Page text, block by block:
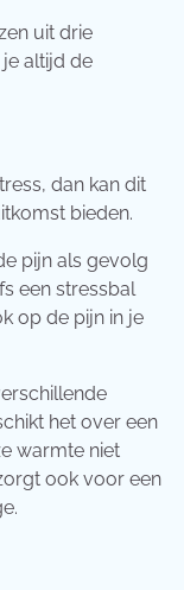
uit drie
je altijd de
dan kan dit
bieden.
pijn als gevolg
een stressbal
op de pijn in je
het over een
warmte niet
ook voor een